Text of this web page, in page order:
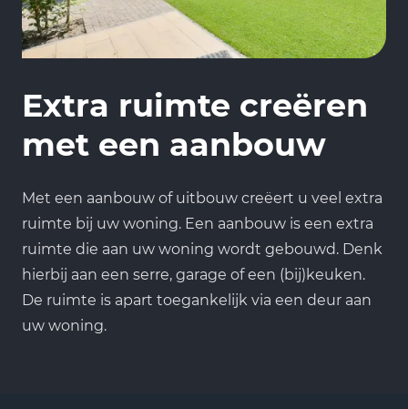
Extra ruimte creëren
met een aanbouw
Met een aanbouw of uitbouw creëert u veel extra
ruimte bij uw woning. Een aanbouw is een extra
ruimte die aan uw woning wordt gebouwd. Denk
hierbij aan een serre, garage of een (bij)keuken.
De ruimte is apart toegankelijk via een deur aan
uw woning.